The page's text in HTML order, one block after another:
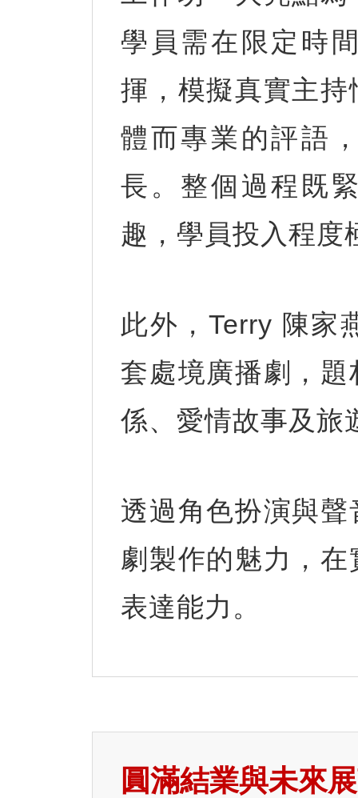
學員需在限定時
揮，模擬真實主
體而專業的評語
長。整個過程既
趣，學員投入程度
此外，Terry 陳家
套處境廣播劇，
係、愛情故事及旅
透過角色扮演與
劇製作的魅力，
表達能力。
圓滿結業與未來